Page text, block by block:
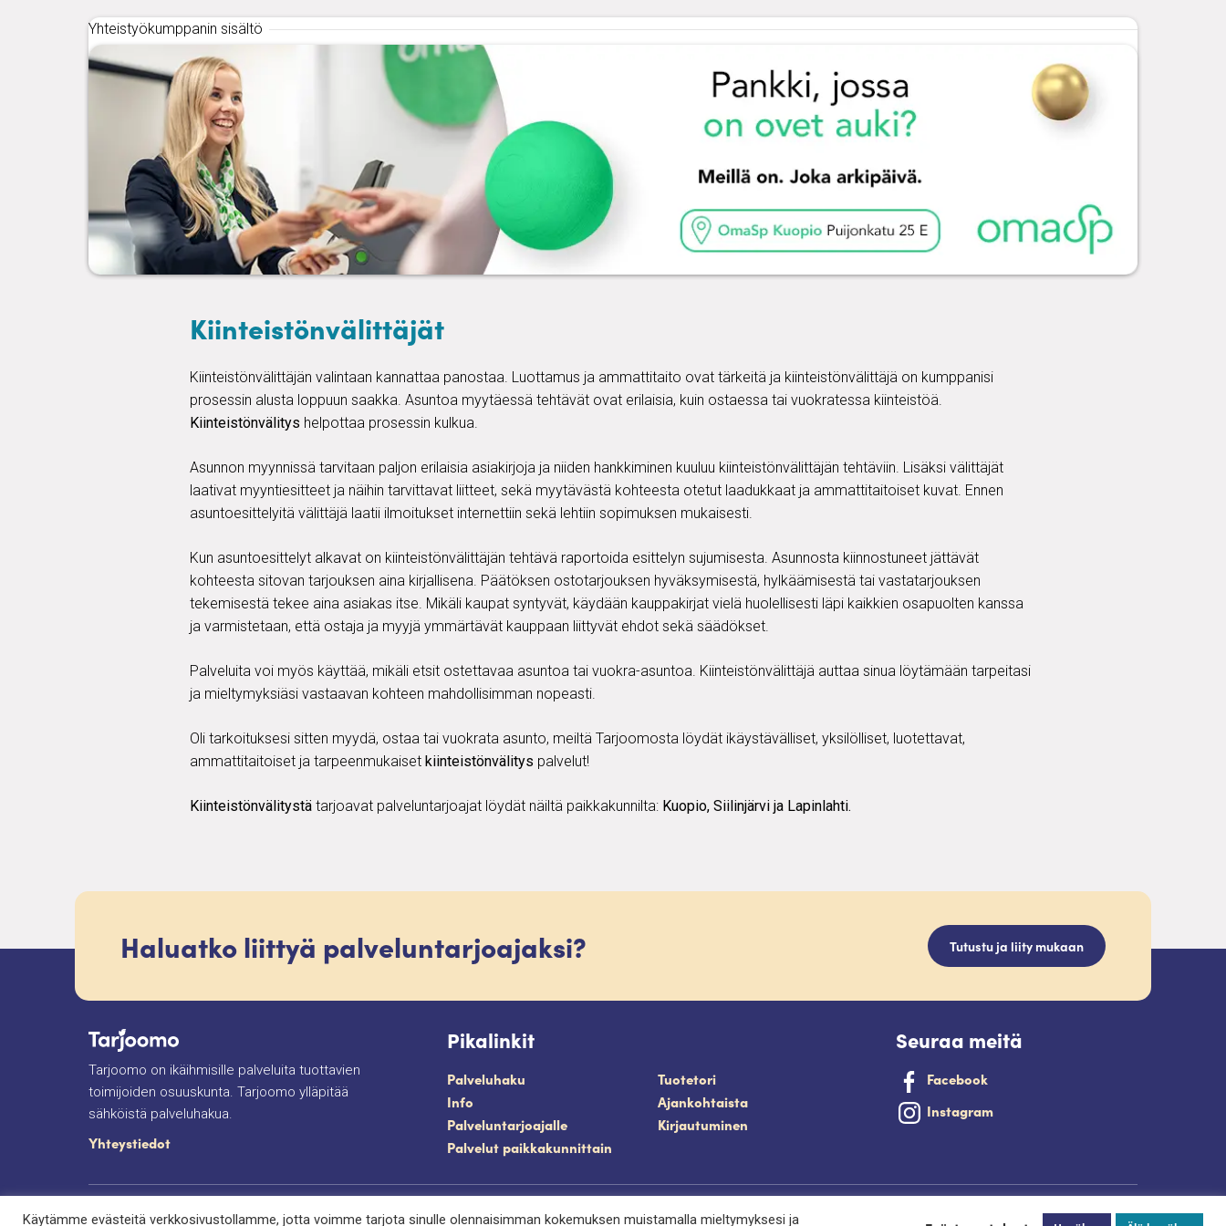
Yhteistyökumppanin sisältö
Kiinteistönvälittäjät
Kiinteistönvälittäjän valintaan kannattaa panostaa. Luottamus ja ammattitaito ovat tärkeitä ja kiinteistönvälittäjä on kumppanisi
prosessin alusta loppuun saakka. Asuntoa myytäessä tehtävät ovat erilaisia, kuin ostaessa tai vuokratessa kiinteistöä.
Kiinteistönvälitys helpottaa prosessin kulkua.
Asunnon myynnissä tarvitaan paljon erilaisia asiakirjoja ja niiden hankkiminen kuuluu kiinteistönvälittäjän tehtäviin. Lisäksi välittäjät
laativat myyntiesitteet ja näihin tarvittavat liitteet, sekä myytävästä kohteesta otetut laadukkaat ja ammattitaitoiset kuvat. Ennen
asuntoesittelyitä välittäjä laatii ilmoitukset internettiin sekä lehtiin sopimuksen mukaisesti.
Kun asuntoesittelyt alkavat on kiinteistönvälittäjän tehtävä raportoida esittelyn sujumisesta. Asunnosta kiinnostuneet jättävät
kohteesta sitovan tarjouksen aina kirjallisena. Päätöksen ostotarjouksen hyväksymisestä, hylkäämisestä tai vastatarjouksen
tekemisestä tekee aina asiakas itse. Mikäli kaupat syntyvät, käydään kauppakirjat vielä huolellisesti läpi kaikkien osapuolten kanssa
ja varmistetaan, että ostaja ja myyjä ymmärtävät kauppaan liittyvät ehdot sekä säädökset.
Palveluita voi myös käyttää, mikäli etsit ostettavaa asuntoa tai vuokra-asuntoa. Kiinteistönvälittäjä auttaa sinua löytämään tarpeitasi
ja mieltymyksiäsi vastaavan kohteen mahdollisimman nopeasti.
Oli tarkoituksesi sitten myydä, ostaa tai vuokrata asunto, meiltä Tarjoomosta löydät ikäystävälliset, yksilölliset, luotettavat,
ammattitaitoiset ja tarpeenmukaiset kiinteistönvälitys palvelut!
Kiinteistönvälitystä tarjoavat palveluntarjoajat löydät näiltä paikkakunnilta: Kuopio, Siilinjärvi ja Lapinlahti.
Haluatko liittyä palveluntarjoajaksi? Tutustu ja liity mukaan
Tarjoomo on ikäihmisille palveluita tuottavien
toimijoiden osuuskunta. Tarjoomo ylläpitää
sähköistä palveluhakua.
Yhteystiedot
Pikalinkit
Palveluhaku
Tuotetori
Info
Ajankohtaista
Palveluntarjoajalle
Kirjautuminen
Palvelut paikkakunnittain
Seuraa meitä
Facebook
Instagram
Tietosuojaseloste Saavutettavuusseloste Evästeet Palveluntuottajan kirjautuminen.
Käytämme evästeitä verkkosivustollamme, jotta voimme tarjota sinulle olennaisimman kokemuksen muistamalla mieltymyksesi ja